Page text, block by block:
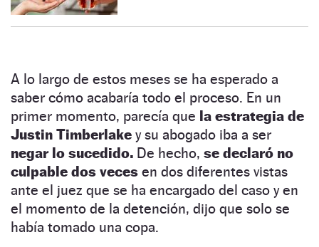
A lo largo de estos meses se ha esperado a
saber cómo acabaría todo el proceso. En un
primer momento, parecía que la estrategia de
Justin Timberlake y su abogado iba a ser
negar lo sucedido. De hecho, se declaró no
culpable dos veces en dos diferentes vistas
ante el juez que se ha encargado del caso y en
el momento de la detención, dijo que solo se
había tomado una copa.